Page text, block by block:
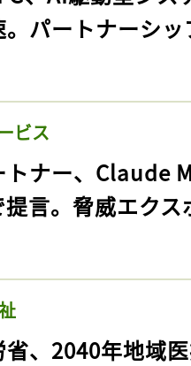
。パートナーシ
ビス
トナー、Claude
言。脅威エク
省、2040年地域